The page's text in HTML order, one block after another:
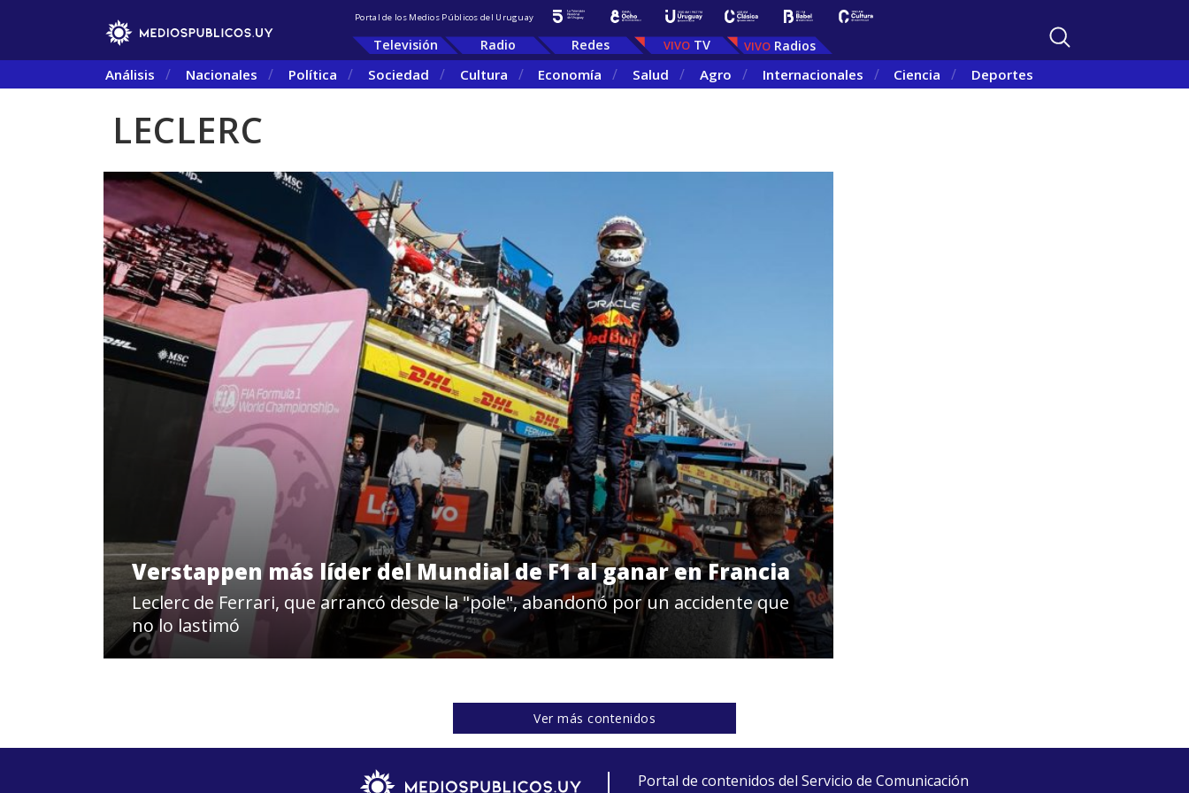
Portal de los Medios Públicos del Uruguay
Televisión Radio Redes TV Radios
Análisis Nacionales Política Sociedad Cultura Economía Salud Agro Internacionales Ciencia Deportes
LECLERC
Verstappen más líder del Mundial de F1 al ganar en Francia
Leclerc de Ferrari, que arrancó desde la "pole", abandonó por un accidente que
no lo lastimó
Ver más contenidos
Portal de contenidos del Servicio de Comunicación